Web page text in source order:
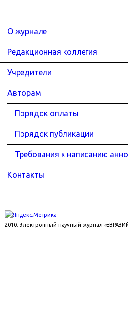
О журнале
Редакционная коллегия
Учредители
Авторам
Порядок оплаты
Порядок публикации
Требования к написанию
Контакты
2010. Электронный научный журнал